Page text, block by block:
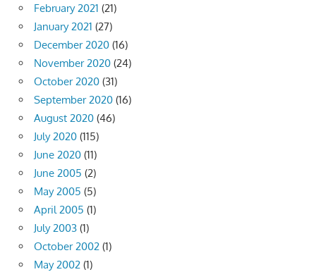
February 2021 (21)
January 2021 (27)
December 2020 (16)
November 2020 (24)
October 2020 (31)
September 2020 (16)
August 2020 (46)
July 2020 (115)
June 2020 (11)
June 2005 (2)
May 2005 (5)
April 2005 (1)
July 2003 (1)
October 2002 (1)
May 2002 (1)